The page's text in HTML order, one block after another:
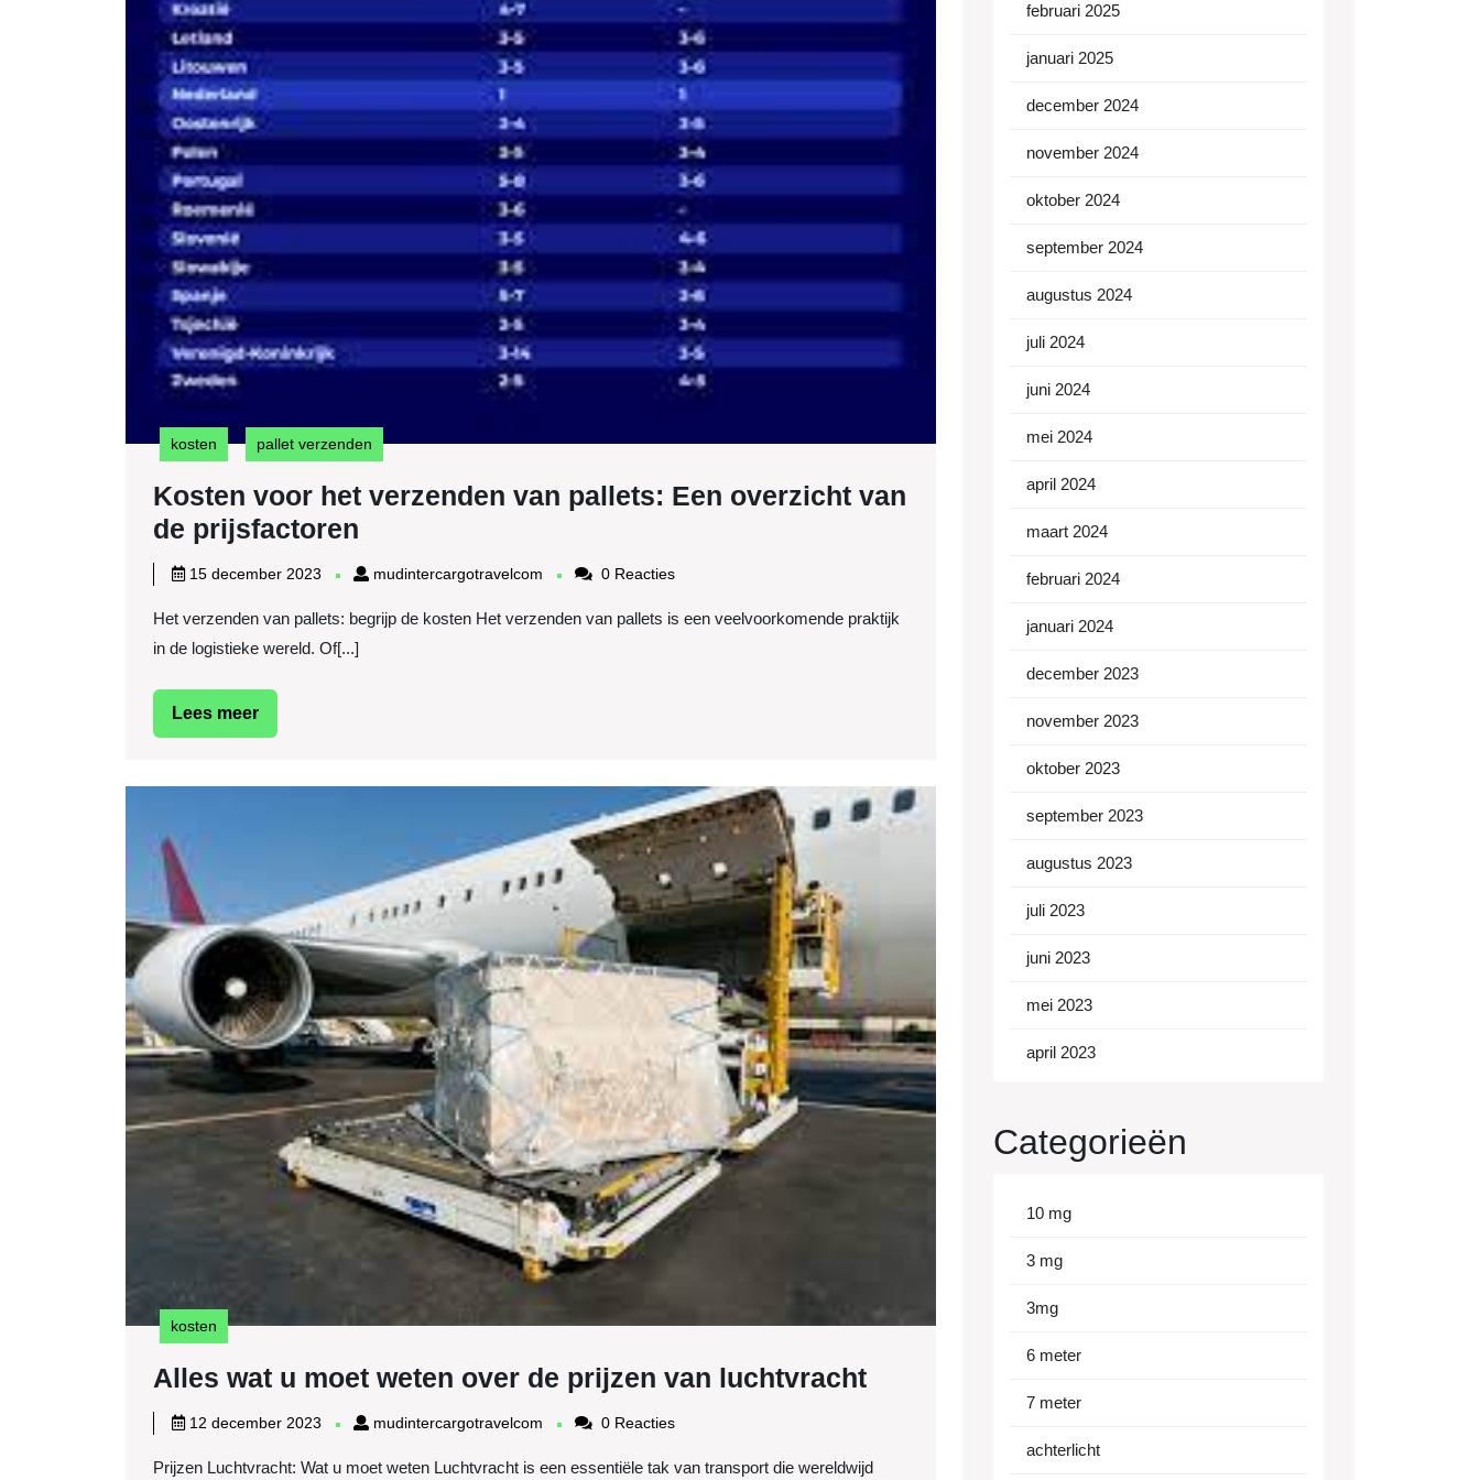
kosten pallet verzenden
Kosten voor het verzenden van pallets: Een overzicht van
de prijsfactoren
voor
verzenden
van
prijsfactoren
15 december 2023 15
2023
mudintercargotravelcom mudintercargotravelcom
0 Reacties
Het verzenden van pallets: begrijp de kosten Het verzenden van pallets is een veelvoorkomende praktijk
in de logistieke wereld. Of[...]
Lees meerLees
meer
luchtvracht
kosten
Alles wat u moet weten over de prijzen van luchtvrachtAlles
12 december 2023 12
2023
mudintercargotravelcom mudintercargotravelcom
0 Reacties
Prijzen Luchtvracht: Wat u moet weten Luchtvracht is een essentiële tak van transport die wereldwijd
februari 2025
januari 2025
december 2024
november 2024
oktober 2024
september 2024
augustus 2024
juli 2024
juni 2024
mei 2024
april 2024
maart 2024
februari 2024
januari 2024
december 2023
november 2023
oktober 2023
september 2023
augustus 2023
juli 2023
juni 2023
mei 2023
april 2023
Categorieën
10 mg
3 mg
3mg
6 meter
7 meter
achterlicht